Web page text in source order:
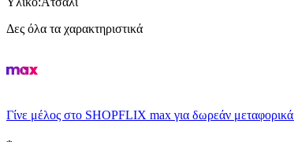
Δες όλα τα χαρακτηριστικά
Γίνε μέλος στο SHOPFLIX max για δωρεάν μεταφορικά